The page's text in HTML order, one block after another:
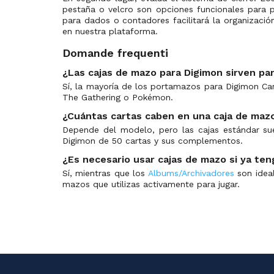
Limited Card Pack -Billion Bullet- (0)
Official Tournament Pack Events
(0)
Premium Bandai Products
(5)
Resurgence Booster
Revision Pack
Special Booster Ver 2.0
(0)
Special Booster Ver 2.0 Prerelease Promos
(0)
Special Booster Ver 2.5
(0)
Special Booster Ver 2.5 Prerelease Promos (0)
pestaña o velcro son opciones funcionales para
para dados o contadores facilitará la
en nuestra plataforma.
Domande frequenti
¿Las cajas de mazo para Digimon sirven
Sí, la mayoría de los portamazos para Digimon
The Gathering o Pokémon.
¿Cuántas cartas caben en una caja de
Depende del modelo, pero las cajas estándar
Digimon de 50 cartas y sus complementos.
¿Es necesario usar cajas de mazo si ya
Sí, mientras que los Albums/Archivadores son
mazos que utilizas activamente para jugar.